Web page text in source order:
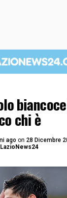
chi è
ago on 28 Dicembre